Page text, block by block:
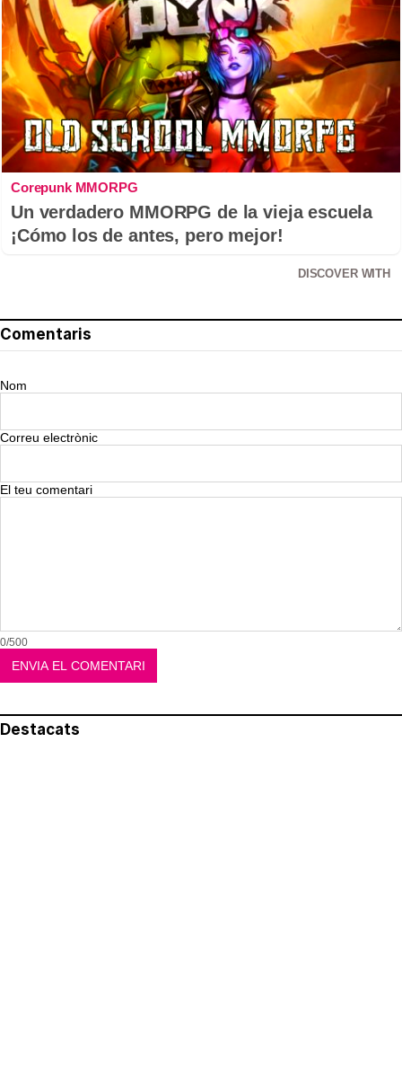
Corepunk MMORPG
Un verdadero MMORPG de la vieja escuela
¡Cómo los de antes, pero mejor!
DISCOVER WITH
Comentaris
Nom
Correu electrònic
El teu comentari
0/500
Destacats